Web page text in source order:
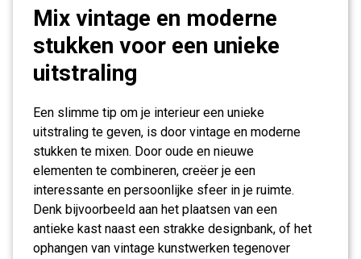
Mix vintage en moderne
stukken voor een unieke
uitstraling
Een slimme tip om je interieur een unieke
uitstraling te geven, is door vintage en moderne
stukken te mixen. Door oude en nieuwe
elementen te combineren, creëer je een
interessante en persoonlijke sfeer in je ruimte.
Denk bijvoorbeeld aan het plaatsen van een
antieke kast naast een strakke designbank, of het
ophangen van vintage kunstwerken tegenover